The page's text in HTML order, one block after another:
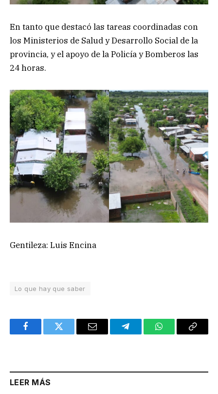
En tanto que destacó las tareas coordinadas con
los Ministerios de Salud y Desarrollo Social de la
provincia, y el apoyo de la Policía y Bomberos las
24 horas.
Gentileza: Luis Encina
Lo que hay que saber
FacebookTwitter Email TelegramWhatsAppCopy
LEER MÁS